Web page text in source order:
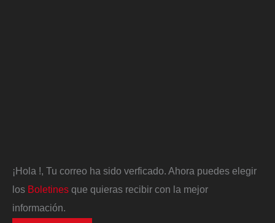
¡Hola !, Tu correo ha sido verficado. Ahora puedes elegir
los Boletines que quieras recibir con la mejor
información.